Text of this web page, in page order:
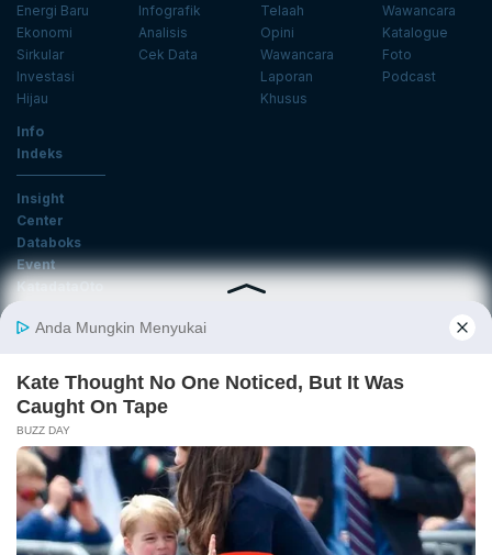
Energi Baru
Ekonomi
Sirkular
Investasi
Hijau
Infografik
Analisis
Cek Data
Telaah
Opini
Wawancara
Laporan
Khusus
Wawancara
Katalogue
Foto
Podcast
Info
Indeks
Insight
Center
Databoks
Event
KatadataOto
Email
Tentang Katadata Advertising
Pedoman Media Siber